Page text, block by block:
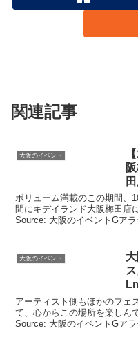
関連記事
大阪のイベント
阪
…
ボリューム満載のこの期間、
間にキデイランド大阪梅田店
Source: 大阪のイベントGアラ
大阪のイベント
アーティスト側もほかのフェ
て、心からこの場所を楽しん
Source: 大阪のイベントGアラ